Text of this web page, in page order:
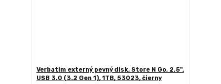
Verbatim externý pevný disk, Store N Go, 2.5",
USB 3.0 (3.2 Gen 1), 1TB, 53023, čierny